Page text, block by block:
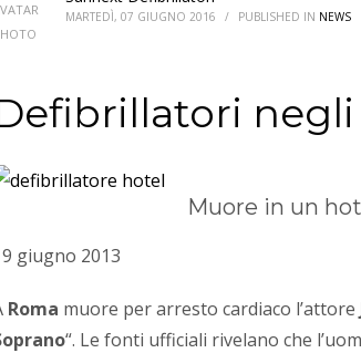
MARTEDÌ, 07 GIUGNO 2016 / PUBLISHED IN NEWS
Muore in un
giugno 2013
Roma muore per arresto cardiaco l’attore
“. Le fonti ufficiali rivelano che